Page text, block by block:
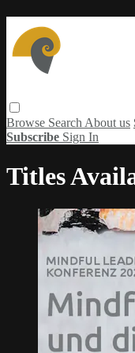
Browse Search About us
Subscribe Sign In
Titles